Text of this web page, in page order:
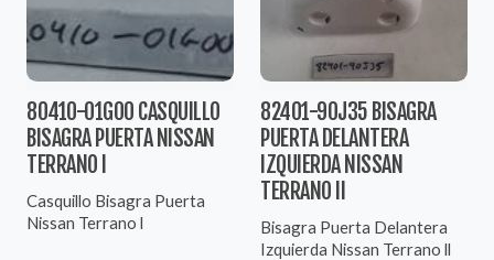
80410-01G00 CASQUILLO
BISAGRA PUERTA NISSAN
TERRANO I
Casquillo Bisagra Puerta
Nissan Terrano l
82401-90J35 BISAGRA
PUERTA DELANTERA
IZQUIERDA NISSAN
TERRANO II
Bisagra Puerta Delantera
Izquierda Nissan Terrano ll